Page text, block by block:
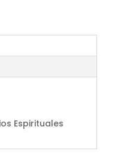
Espirituales